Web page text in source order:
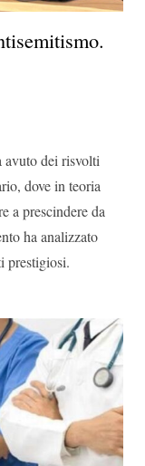
avuto dei risvolti
dove in teoria
a prescindere da
ha analizzato
prestigiosi.